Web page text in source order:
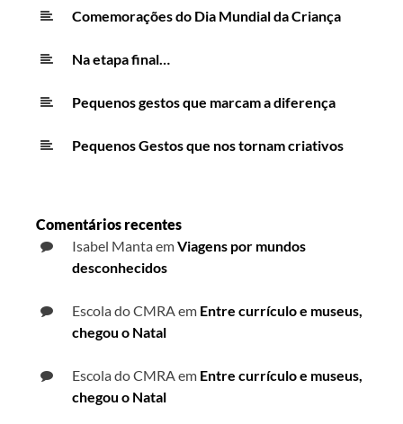
Comemorações do Dia Mundial da Criança
Na etapa final…
Pequenos gestos que marcam a diferença
Pequenos Gestos que nos tornam criativos
Comentários recentes
Isabel MantaemViagens por mundos
desconhecidos
Escola do CMRAem Entre currículo e museus,
chegou o Natal
Escola do CMRAem Entre currículo e museus,
chegou o Natal